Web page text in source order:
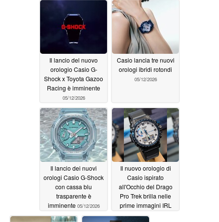
Il lancio del nuovo
orologio Casio G-
Shock x Toyota Gazoo
Racing è imminente
05/12/2026
Casio lancia tre nuovi
orologi ibridi rotondi
05/12/2026
Il lancio dei nuovi
orologi Casio G-Shock
con cassa blu
trasparente è
imminente 05/12/2026
Il nuovo orologio di
Casio ispirato
all'Occhio del Drago
Pro Trek brilla nelle
prime immagini IRL
05/11/2026